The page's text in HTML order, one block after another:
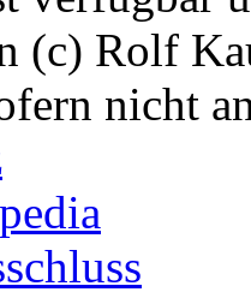
(c) Rolf
nicht